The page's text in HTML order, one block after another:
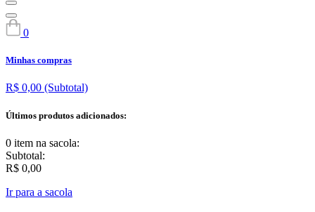
0
Minhas compras
R$ 0,00 (Subtotal)
Últimos produtos adicionados:
0 item na sacola:
Subtotal:
R$ 0,00
Ir para a sacola